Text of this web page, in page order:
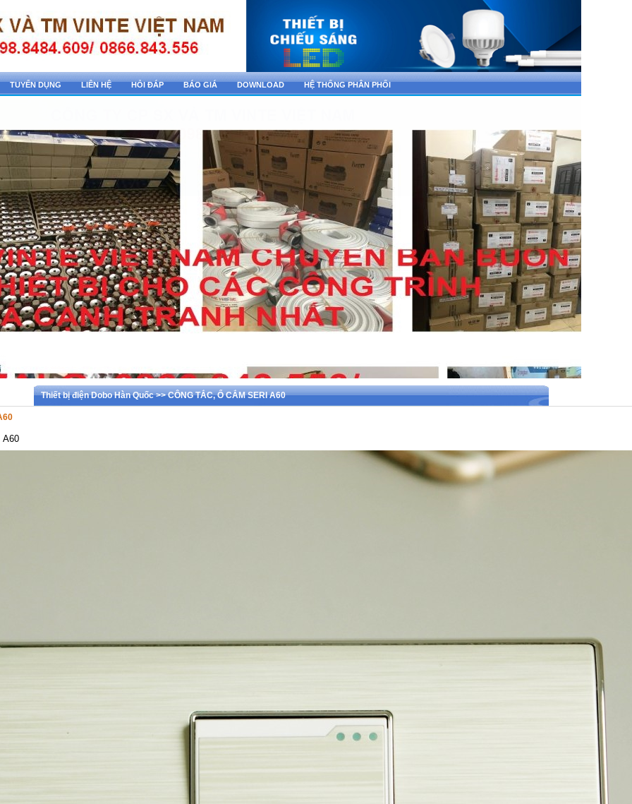
TUYỂN DỤNG LIÊN HỆ HỎI ĐÁP BÁO GIÁ DOWNLOAD HỆ THỐNG PHÂN PHỐI
Thiết bị điện Dobo Hàn Quốc >> CÔNG TẮC, Ổ CẮM SERI A60
A60